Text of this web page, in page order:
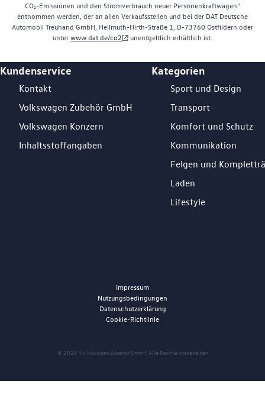
CO₂-Emissionen und den Stromverbrauch neuer Personenkraftwagen“
entnommen werden, der an allen Verkaufsstellen und bei der DAT Deutsche
Automobil Treuhand GmbH, Hellmuth-Hirth-Straße 1, D-73760 Ostfildern oder
unterwww.dat.de/co2 unentgeltlich erhältlich ist.
Footer Teaser
Kundenservice
Kontakt
Volkswagen Zubehör GmbH
Volkswagen Konzern
Inhaltsstoffangaben
Kategorien
Sport und Design
Transport
Komfort und Schutz
Kommunikation
Felgen und
Laden
Lifestyle
© 2026 Volkswagen Zubehör GmbH. Alle Rechte vorbehalten
Impressum
Nutzungsbedingungen
Datenschutzerklärung
Cookie-Richtlinie